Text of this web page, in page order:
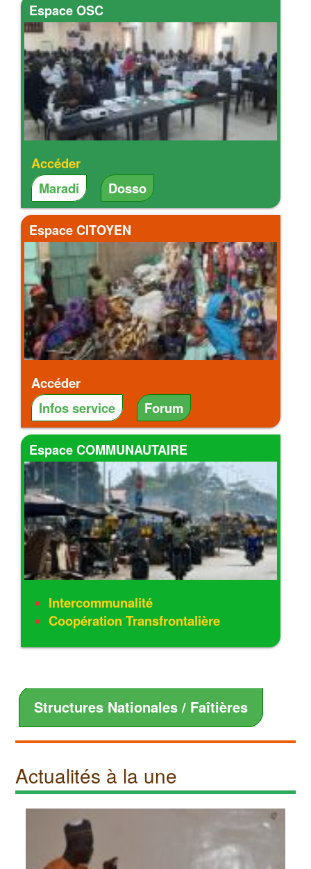
Espace OSC
Accéder
Maradi
Dosso
Espace CITOYEN
Accéder
Infos service
Forum
Espace COMMUNAUTAIRE
Intercommunalité
Coopération Transfrontalière
Structures Nationales / Faîtières
Actualités à la une